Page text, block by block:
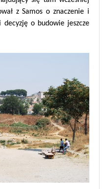
z Samos o znaczenie i
decyzję o budowie jeszcze